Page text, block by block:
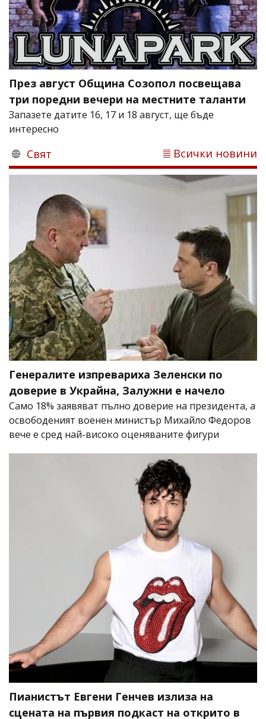
През август Община Созопол посвещава
три поредни вечери на местните таланти
Запазете датите 16, 17 и 18 август, ще бъде
интересно
Свят Всички новини
Генералите изпревариха Зеленски по
доверие в Украйна, Залужни е начело
Само 18% заявяват пълно доверие на президента, а
освободеният военен министър Михайло Федоров
вече е сред най-високо оценяваните фигури
Пианистът Евгени Генчев излиза на
сцената на първия подкаст на открито в